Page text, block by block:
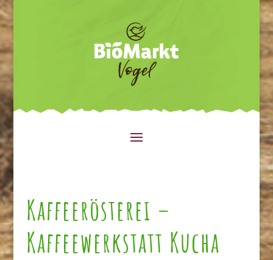
Kaffeerösterei –
Kaffeewerkstatt Kucha